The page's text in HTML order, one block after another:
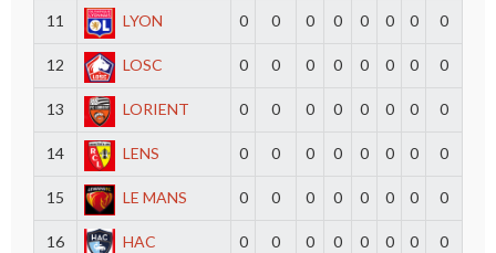
11 LYON 0 0 0 0 0 0 0 0
12 LOSC 0 0 0 0 0 0 0 0
13 LORIENT 0 0 0 0 0 0 0 0
14 LENS 0 0 0 0 0 0 0 0
15 LE MANS 0 0 0 0 0 0 0 0
16 HAC 0 0 0 0 0 0 0 0